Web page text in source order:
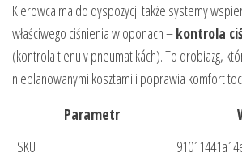
Kierowca ma do dyspozycji także systemy
właściwego ciśnienia w oponach –kontrola
(kontrola tlenu v pneumatikách). To drobiazg,
nieplanowanymi kosztami i poprawia komfort
Parametr
SKU